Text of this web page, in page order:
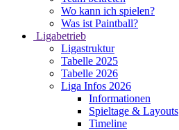
Wo kann ich spielen?
Was ist Paintball?
Ligabetrieb
Ligastruktur
Tabelle 2025
Tabelle 2026
Liga Infos 2026
Informationen
Spieltage & Layouts
Timeline